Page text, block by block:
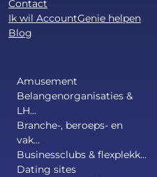
Contact
Ik wil AccountGenie helpen
Blog
Amusement
Belangenorganisaties &
LH...
Branche-, beroeps- en
vak...
Businessclubs & flexplekk...
Dating sites